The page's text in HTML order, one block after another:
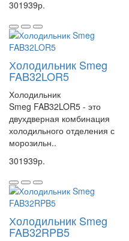
301939р.
Холодильник Smeg
FAB32LOR5
Холодильник
Smeg FAB32LOR5 - это
двухдверная комбинация
холодильного отделения с
морозильн..
301939р.
Холодильник Smeg
FAB32RPB5